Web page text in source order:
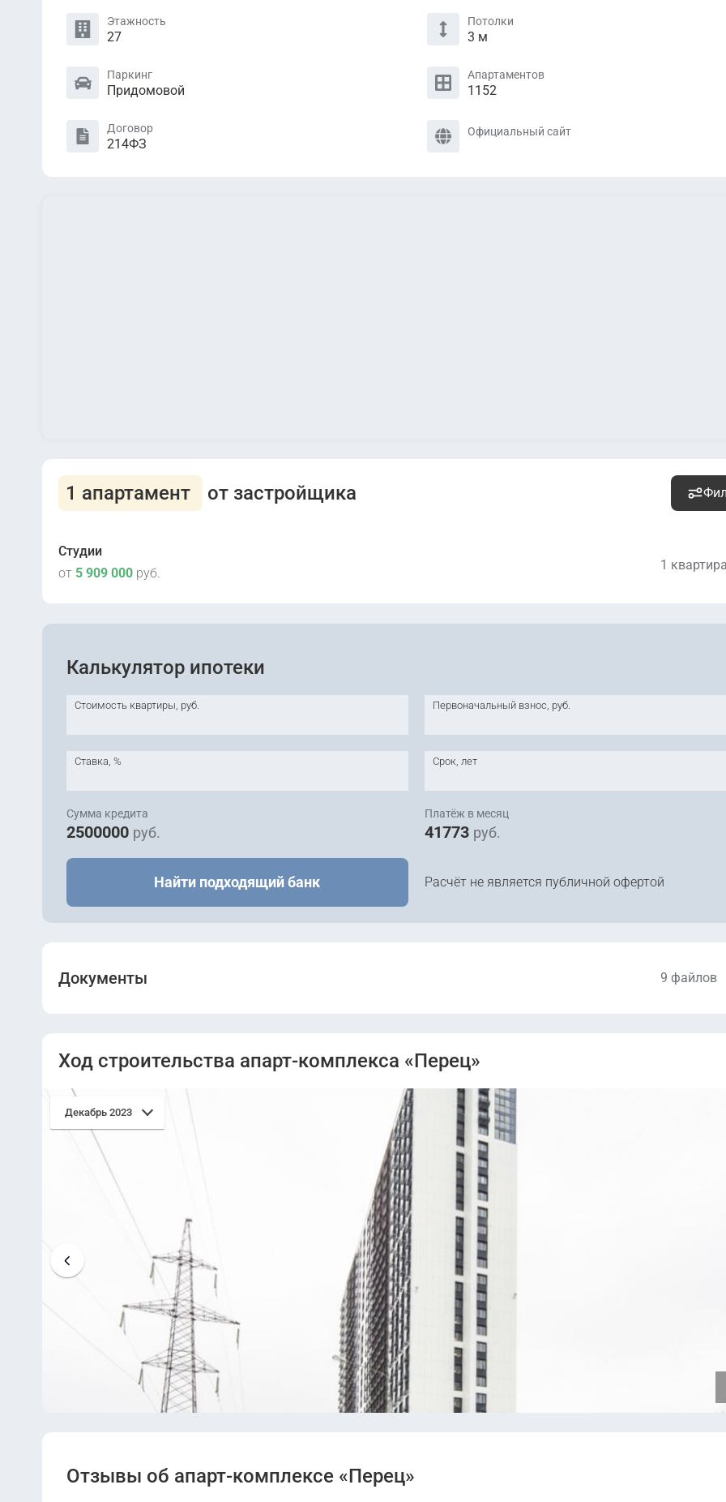
Этажность
27
Потолки
3 м
Паркинг
Придомовой
Апартаментов
1152
Договор
214ФЗ
Официальный сайт
1 апартамент от застройщика
Студии
от 5 909 000 руб.
1 квартира
Калькулятор ипотеки
Стоимость квартиры, руб. Первоначальный взнос, руб.
Ставка, % Срок, лет
Сумма кредита
2500000 руб.
Платёж в месяц
41773 руб.
Найти подходящий банк Расчёт не является публичной офертой
Документы 9 файлов
Проектная декларация от 13.01.2023.pdf
Проектная декларация от 08.02.2023.pdf Проектная декларация от 10.04.2023.pdf
Проектная декларация от 08.06.2023.pdf Проектная декларация от 09.08.2023.pdf
Проектная декларация от 07.09.2023.pdf
Ход строительства апарт-комплекса «Перец»
Декабрь 2023
Отзывы об апарт-комплексе «Перец»